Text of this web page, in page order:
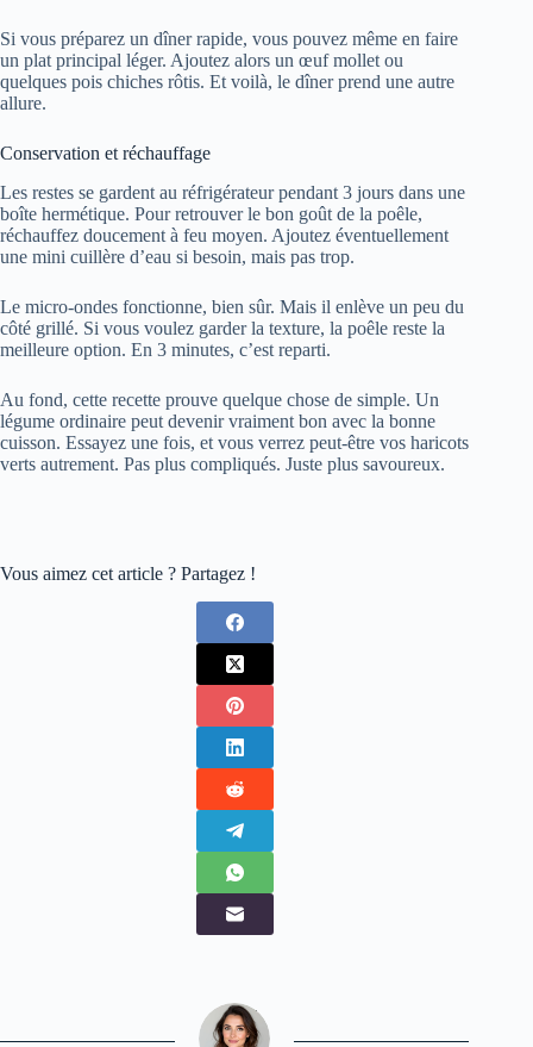
Si vous préparez un dîner rapide, vous pouvez même en faire
un plat principal léger. Ajoutez alors un œuf mollet ou
quelques pois chiches rôtis. Et voilà, le dîner prend une autre
allure.
Conservation et réchauffage
Les restes se gardent au réfrigérateur pendant 3 jours dans une
boîte hermétique. Pour retrouver le bon goût de la poêle,
réchauffez doucement à feu moyen. Ajoutez éventuellement
une mini cuillère d’eau si besoin, mais pas trop.
Le micro-ondes fonctionne, bien sûr. Mais il enlève un peu du
côté grillé. Si vous voulez garder la texture, la poêle reste la
meilleure option. En 3 minutes, c’est reparti.
Au fond, cette recette prouve quelque chose de simple. Un
légume ordinaire peut devenir vraiment bon avec la bonne
cuisson. Essayez une fois, et vous verrez peut-être vos haricots
verts autrement. Pas plus compliqués. Juste plus savoureux.
Vous aimez cet article ? Partagez !